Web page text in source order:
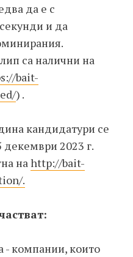
да е с
и да
са налични на
bait-
) .
кандидатури се
декември 2023 г.
на http://bait-
.
- компании, които